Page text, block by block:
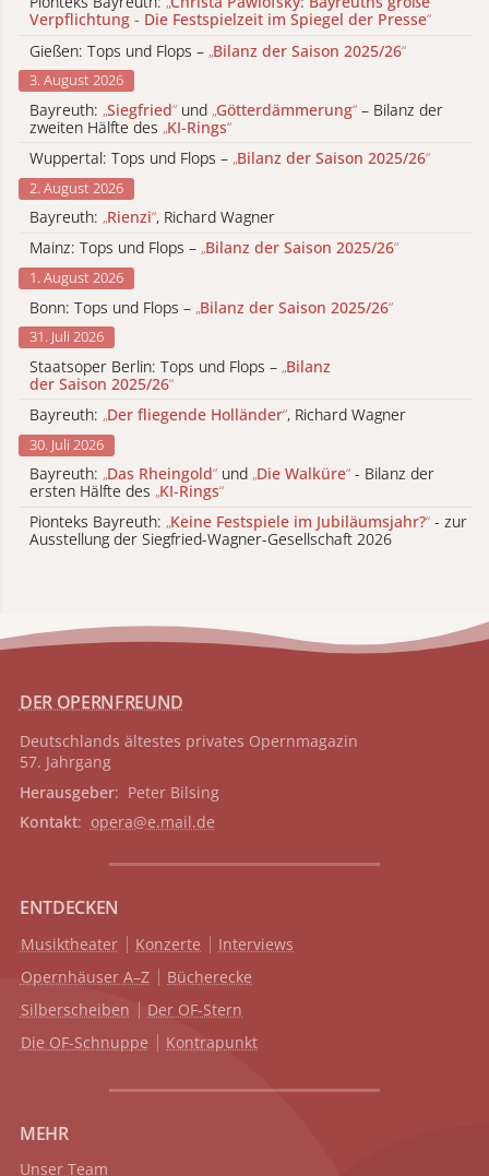
Verpflichtung - Die Festspielzeit im Spiegel der Presse“
Gießen: Tops und Flops – „Bilanz der Saison 2025/26“
3. August 2026
Bayreuth: „Siegfried“ und „Götterdämmerung“ – Bilanz der
zweiten Hälfte des „KI-Rings“
Wuppertal: Tops und Flops – „Bilanz der Saison 2025/26“
2. August 2026
Bayreuth: „Rienzi“, Richard Wagner
Mainz: Tops und Flops – „Bilanz der Saison 2025/26“
1. August 2026
Bonn: Tops und Flops – „Bilanz der Saison 2025/26“
31. Juli 2026
Staatsoper Berlin: Tops und Flops – „Bilanz
der Saison 2025/26“
Bayreuth: „Der fliegende Holländer“, Richard Wagner
30. Juli 2026
Bayreuth: „Das Rheingold“ und „Die Walküre“ - Bilanz der
ersten Hälfte des „KI-Rings“
Pionteks Bayreuth: „Keine Festspiele im Jubiläumsjahr?“ - zur
Ausstellung der Siegfried-Wagner-Gesellschaft 2026
DER OPERNFREUND
Deutschlands ältestes privates Opernmagazin
57. Jahrgang
Herausgeber: Peter Bilsing
Kontakt: opera@e.mail.de
ENTDECKEN
Musiktheater Konzerte
Interviews
Opernhäuser A–Z
Bücherecke
Silberscheiben
Der OF-Stern
Die OF-Schnuppe
Kontrapunkt
MEHR
Unser Team